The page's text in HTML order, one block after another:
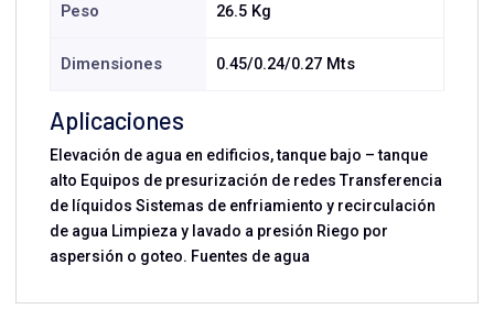
Peso 26.5 Kg
Dimensiones 0.45/0.24/0.27 Mts
Aplicaciones
Elevación de agua en edificios, tanque bajo – tanque
alto Equipos de presurización de redes Transferencia
de líquidos Sistemas de enfriamiento y recirculación
de agua Limpieza y lavado a presión Riego por
aspersión o goteo. Fuentes de agua